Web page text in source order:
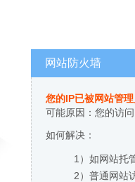
网站防火墙
您的IP已被网站管
可能原因：您的访
如何解决：
1）如网站托
2）普通网站